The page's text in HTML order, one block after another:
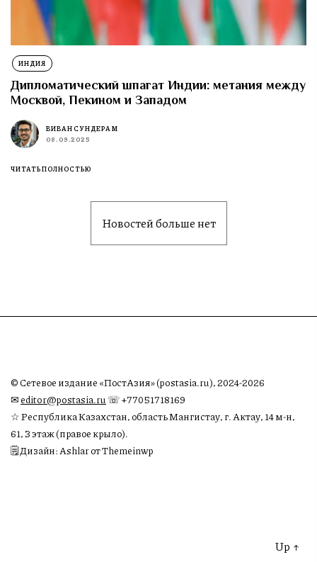
ИНДИЯ
Дипломатический шпагат Индии: метания между
Москвой, Пекином и Западом
ВИВАН СУНДЕРАМ
08.09.2025
ЧИТАТЬ ПОЛНОСТЬЮ
Новостей больше нет
© Сетевое издание «ПостАзия» (postasia.ru), 2024-2026
✉︎editor@postasia.ru ☏ +77051718169
☆ Республика Казахстан, область Мангистау, г. Актау, 14 м-н,
61, 3 этаж (правое крыло).
🗒 Дизайн: Ashlar от Themeinwp
Up ↑